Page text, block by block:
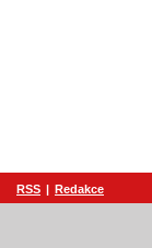
RSS | Redakce